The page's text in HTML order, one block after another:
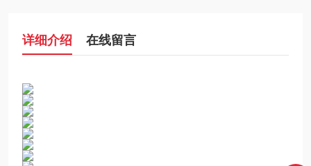
详细介绍 在线留言